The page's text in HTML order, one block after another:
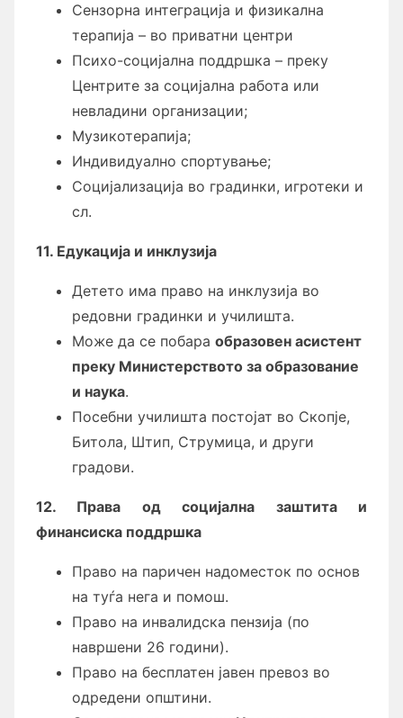
Сензорна интеграција и физикална
терапија – во приватни центри
Психо-социјална поддршка – преку
Центрите за социјална работа или
невладини организации;
Музикотерапија;
Индивидуално спортување;
Социјализација во градинки, игротеки и
сл.
11. Едукација и инклузија
Детето има право на инклузија во
редовни градинки и училишта.
Може да се побара образовен асистент
преку Министерството за образование
и наука.
Посебни училишта постојат во Скопје,
Битола, Штип, Струмица, и други
градови.
12. Права од социјална заштита и
финансиска поддршка
Право на паричен надоместок по основ
на туѓа нега и помош.
Право на инвалидска пензија (по
навршени 26 години).
Право на бесплатен јавен превоз во
одредени општини.